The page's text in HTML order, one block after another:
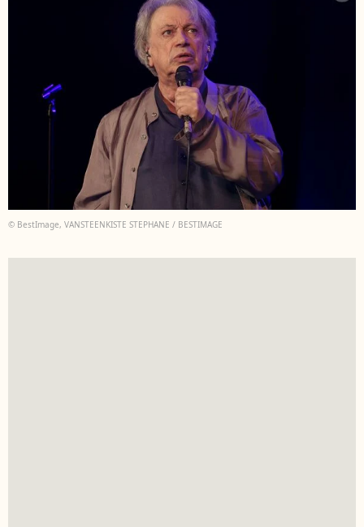
© BestImage, VANSTEENKISTE STEPHANE / BESTIMAGE